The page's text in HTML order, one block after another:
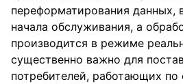
переформатирования данных,
начала обслуживания, а
производится в режиме
существенно важно для
потребителей, работающих по